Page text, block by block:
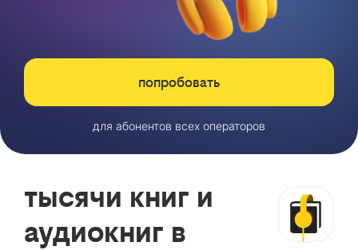
попробовать
для абонентов всех операторов
тысячи книг и
аудиокниг в